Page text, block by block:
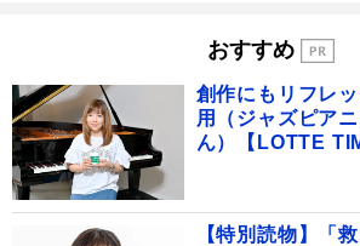
おすすめ
創作にもリフレ
用（ジャズピア
ん）【LOTTE
【特別読物】「